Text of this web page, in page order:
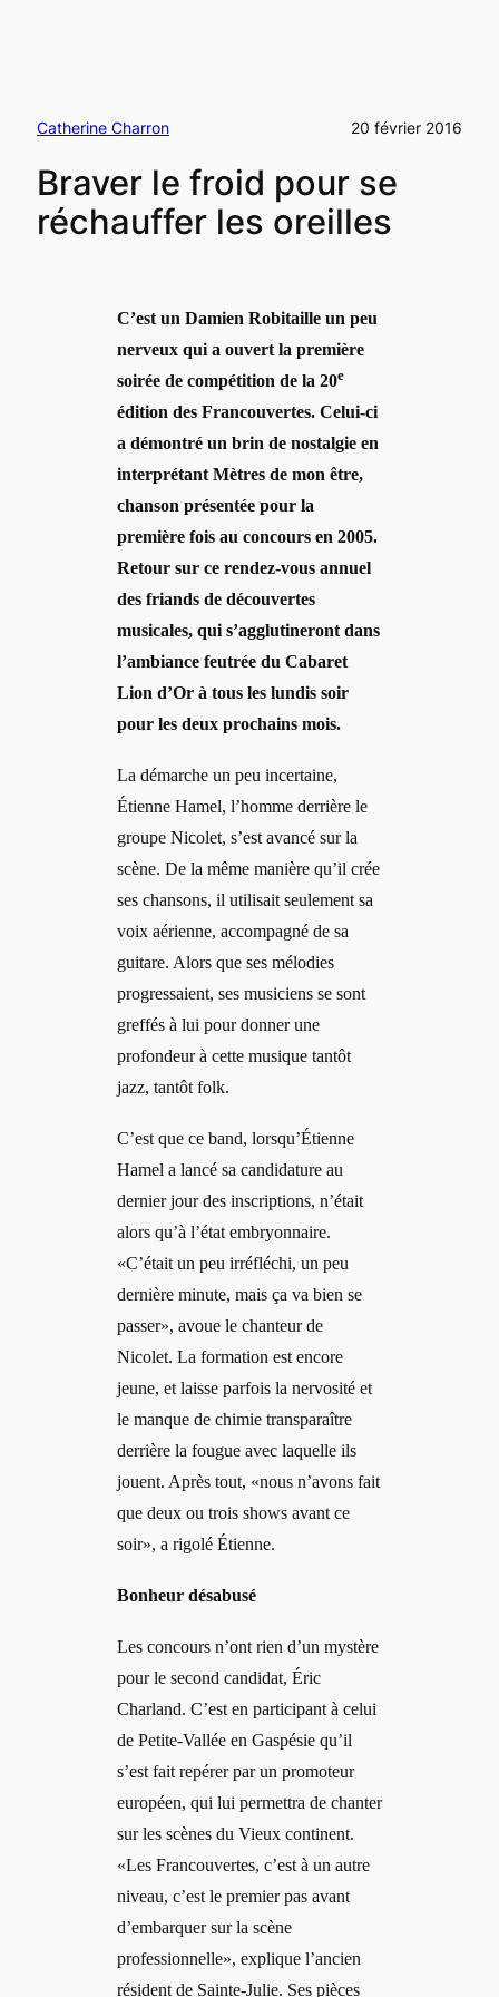
Catherine Charron 20 février 2016
Braver le froid pour se
réchauffer les oreilles
C’est un Damien Robitaille un peu
nerveux qui a ouvert la première
soirée de compétition de la 20e
édition des Francouvertes. Celui-ci
a démontré un brin de nostalgie en
interprétant Mètres de mon être,
chanson présentée pour la
première fois au concours en 2005.
Retour sur ce rendez-vous annuel
des friands de découvertes
musicales, qui s’agglutineront dans
l’ambiance feutrée du Cabaret
Lion d’Or à tous les lundis soir
pour les deux prochains mois.
La démarche un peu incertaine,
Étienne Hamel, l’homme derrière le
groupe Nicolet, s’est avancé sur la
scène. De la même manière qu’il crée
ses chansons, il utilisait seulement sa
voix aérienne, accompagné de sa
guitare. Alors que ses mélodies
progressaient, ses musiciens se sont
greffés à lui pour donner une
profondeur à cette musique tantôt
jazz, tantôt folk.
C’est que ce band, lorsqu’Étienne
Hamel a lancé sa candidature au
dernier jour des inscriptions, n’était
alors qu’à l’état embryonnaire.
«C’était un peu irréfléchi, un peu
dernière minute, mais ça va bien se
passer», avoue le chanteur de
Nicolet. La formation est encore
jeune, et laisse parfois la nervosité et
le manque de chimie transparaître
derrière la fougue avec laquelle ils
jouent. Après tout, «nous n’avons fait
que deux ou trois shows avant ce
soir», a rigolé Étienne.
Bonheur désabusé
Les concours n’ont rien d’un mystère
pour le second candidat, Éric
Charland. C’est en participant à celui
de Petite-Vallée en Gaspésie qu’il
s’est fait repérer par un promoteur
européen, qui lui permettra de chanter
sur les scènes du Vieux continent.
«Les Francouvertes, c’est à un autre
niveau, c’est le premier pas avant
d’embarquer sur la scène
professionnelle», explique l’ancien
résident de Sainte-Julie. Ses pièces